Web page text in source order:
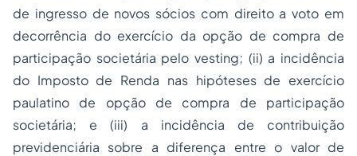
de ingresso de novos sócios com direito a voto em
decorrência do exercício da opção de compra de
participação societária pelo vesting; (ii) a incidência
do Imposto de Renda nas hipóteses de exercício
paulatino de opção de compra de participação
societária; e (iii) a incidência de contribuição
previdenciária sobre a diferença entre o valor de